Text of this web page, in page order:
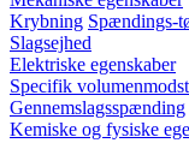
Krybning Spændings-
Slagsejhed
Elektriske egenskaber
Specifik
Gennemslagsspænding
Kemiske og fysiske